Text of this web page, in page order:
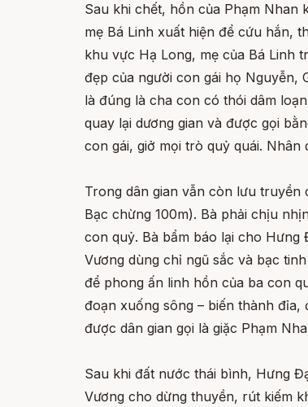
Sau khi chết, hồn của Phạm Nhan
mẹ Bá Linh xuất hiện để cứu hắn,
khu vực Hạ Long, mẹ của Bá Linh
đẹp của người con gái họ Nguyễn,
là đúng là cha con có thói dâm
quay lại dương gian và được gọi
con gái, giở mọi trò quỷ quái.
Trong dân gian vẫn còn lưu truyền
Bạc chừng 100m). Bà phải chịu
con quỷ. Bà bẩm báo lại cho
Vương dùng chỉ ngũ sắc và bạc
để phong ấn linh hồn của ba con
đoạn xuống sông – biến thành
được dân gian gọi là giặc Phạm
Sau khi đất nước thái bình, Hưng
Vương cho dừng thuyền, rút kiếm